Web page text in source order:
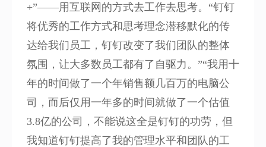
+”——用互联网的方式去工作去思考。“钉钉
将优秀的工作方式和思考理念潜移默化的传
达给我们员工，钉钉改变了我们团队的整体
氛围，让大多数员工都有了自驱力。”“我用十
年的时间做了一个年销售额几百万的电脑公
司，而后仅用一年多的时间就做了一个估值
3.8亿的公司，不能说这全是钉钉的功劳，但
我知道钉钉提高了我的管理水平和团队的工